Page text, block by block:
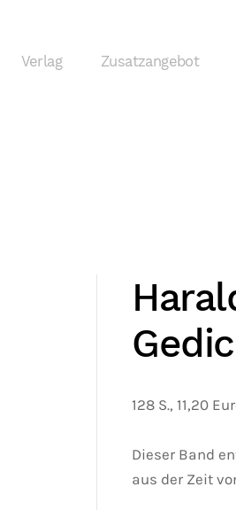
Verlag Zusatzangebot
128 S., 11,20
Dieser Band
aus der Zeit